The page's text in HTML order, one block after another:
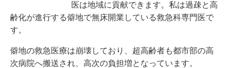
医は地域に貢献できます。私は過疎と高
齢化が進行する僻地で無床開業している救急科専門医で
す。
僻地の救急医療は崩壊しており、超高齢者も都市部の高
次病院へ搬送され、高次の負担増となっています。